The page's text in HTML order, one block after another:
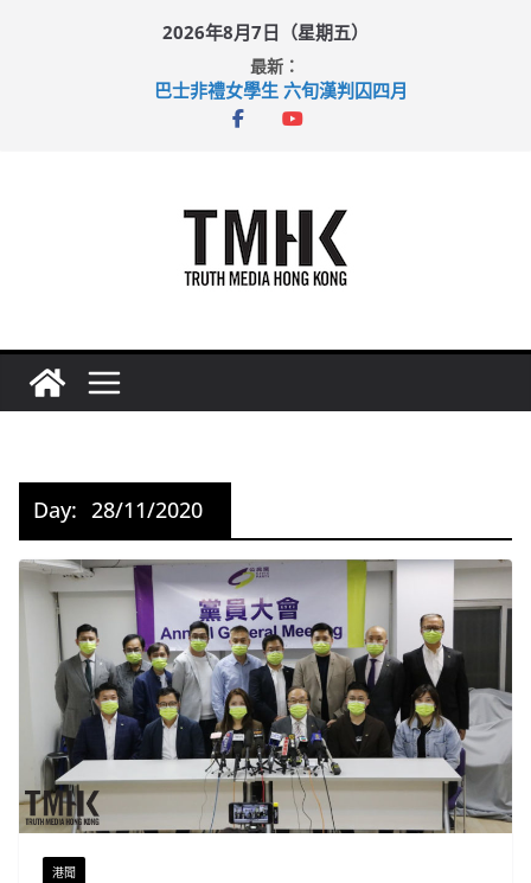
2026年8月7日（星期五）
最新：
巴士非禮女學生 六旬漢判囚四月
涉造假公屋富戶申報表 倉管員准保釋候訊
Day: 28/11/2020
港聞